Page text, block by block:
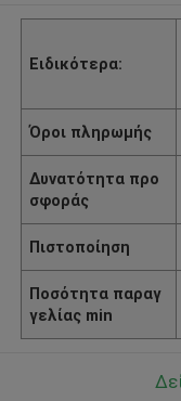
Ειδικότερα:
Όροι πληρωμής
Δυνατότητα προ
σφοράς
Πιστοποίηση
Ποσότητα παραγ
γελίας min